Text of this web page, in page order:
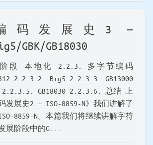
码发展史3 —
GBK/GB18030
段 本地化 2.2.3. 多字节编码
2.2.3.2. Big5 2.2.3.3. GB13000
2.2.3.5. GB18030 2.2.3.6. 总结 上
发展史2 — ISO-8859-N》我们讲解了
8859-N。本篇我们将继续讲解字符
展阶段中的G...